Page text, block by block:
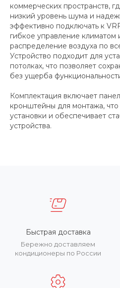
коммерческих пространств,
низкий уровень шума и
эффективно подключать к
гибкое управление климатом
распределение воздуха по
Устройство подходит для
потолках, что позволяет
без ущерба
Комплектация включает
кронштейны для монтажа,
установки и обеспечивает
устройства.
Быстрая доставка
Бережно доставляем
кондиционеры по России